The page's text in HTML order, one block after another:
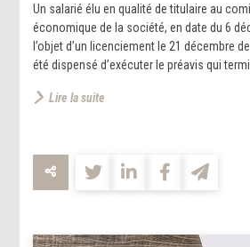
Un salarié élu en qualité de titulaire au
économique de la société, en date du 6
l’objet d’un licenciement le 21 décembre
été dispensé d’exécuter le préavis qui
Lire la suite